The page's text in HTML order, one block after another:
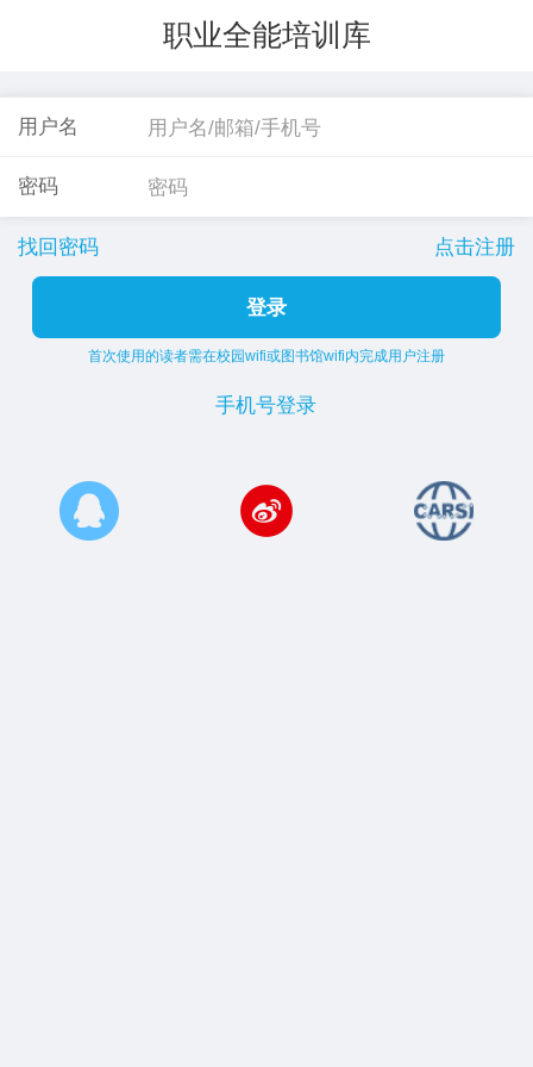
职业全能培训库
用户名
密码
找回密码 点击注册
登录
首次使用的读者需在校园wifi或图书馆wifi内完成用户注册
手机号登录